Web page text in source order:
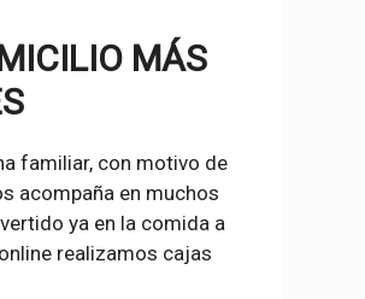
MÁS
familiar, con motivo de
acompaña en muchos
ya en la comida a
realizamos cajas